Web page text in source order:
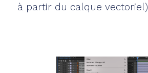
à partir du calque vectoriel)